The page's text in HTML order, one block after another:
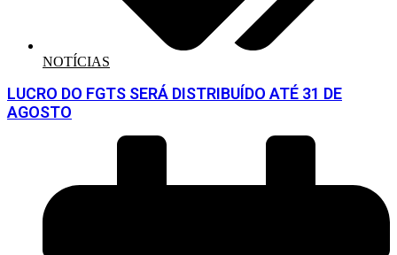
NOTÍCIAS
LUCRO DO FGTS SERÁ DISTRIBUÍDO ATÉ 31 DE
AGOSTO